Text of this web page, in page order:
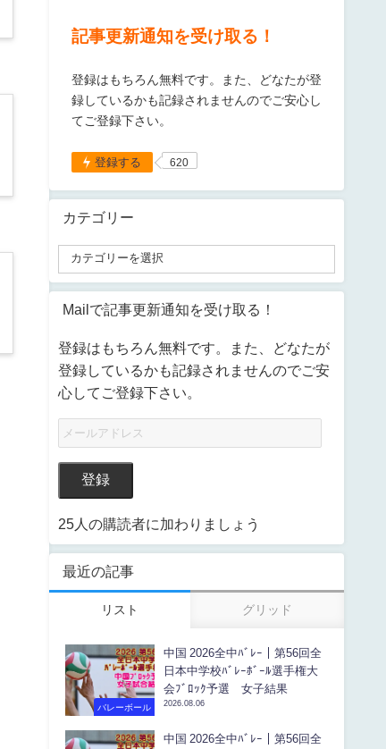
記事更新通知を受け取る！
登録はもちろん無料です。また、どなたが登
録しているかも記録されませんのでご安心し
てご登録下さい。
登録する 620
カテゴリー
Mailで記事更新通知を受け取る！
登録はもちろん無料です。また、どなたが
登録しているかも記録されませんのでご安
心してご登録下さい。
登録
25人の購読者に加わりましょう
最近の記事
リスト グリッド
バレーボール
中国 2026全中ﾊﾞﾚｰ｜第56回全
日本中学校ﾊﾞﾚｰﾎﾞｰﾙ選手権大
会ﾌﾞﾛｯｸ予選 女子結果
2026.08.06
中国 2026全中ﾊﾞﾚｰ｜第56回全